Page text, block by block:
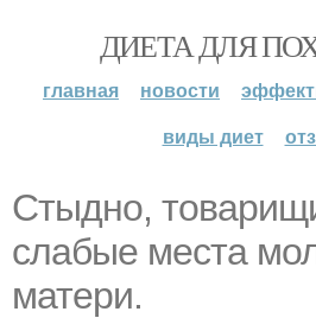
ДИЕТА ДЛЯ
главная новости
виды диет
Стыдно,
слабые места
матери.